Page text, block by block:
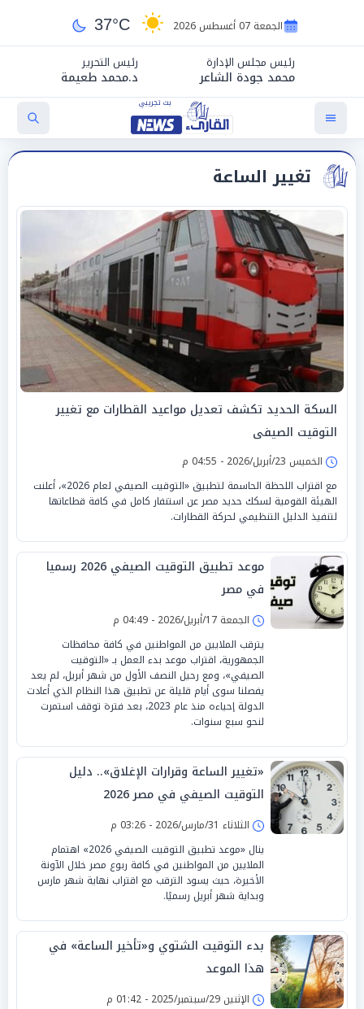
الجمعة 07 أغسطس 2026 37°C
رئيس مجلس الإدارة
محمد جودة الشاعر
رئيس التحرير
د.محمد طعيمة
تغيير الساعة
السكة الحديد تكشف تعديل مواعيد القطارات مع تغيير
التوقيت الصيفى
الخميس 23/أبريل/2026 - 04:55 م
مع اقتراب اللحظة الحاسمة لتطبيق «التوقيت الصيفي لعام 2026»، أعلنت
الهيئة القومية لسكك حديد مصر عن استنفار كامل في كافة قطاعاتها
لتنفيذ الدليل التنظيمي لحركة القطارات.
موعد تطبيق التوقيت الصيفي 2026 رسميا
في مصر
الجمعة 17/أبريل/2026 - 04:49 م
يترقب الملايين من المواطنين في كافة محافظات
الجمهورية، اقتراب موعد بدء العمل بـ «التوقيت
الصيفي»، ومع رحيل النصف الأول من شهر أبريل، لم يعد
يفصلنا سوى أيام قليلة عن تطبيق هذا النظام الذي أعادت
الدولة إحياءه منذ عام 2023، بعد فترة توقف استمرت
لنحو سبع سنوات.
«تغيير الساعة وقرارات الإغلاق».. دليل
التوقيت الصيفي في مصر 2026
الثلاثاء 31/مارس/2026 - 03:26 م
ينال «موعد تطبيق التوقيت الصيفي 2026» اهتمام
الملايين من المواطنين في كافة ربوع مصر خلال الآونة
الأخيرة، حيث يسود الترقب مع اقتراب نهاية شهر مارس
وبداية شهر أبريل رسميًا.
بدء التوقيت الشتوي و«تأخير الساعة» في
هذا الموعد
الإثنين 29/سبتمبر/2025 - 01:42 م